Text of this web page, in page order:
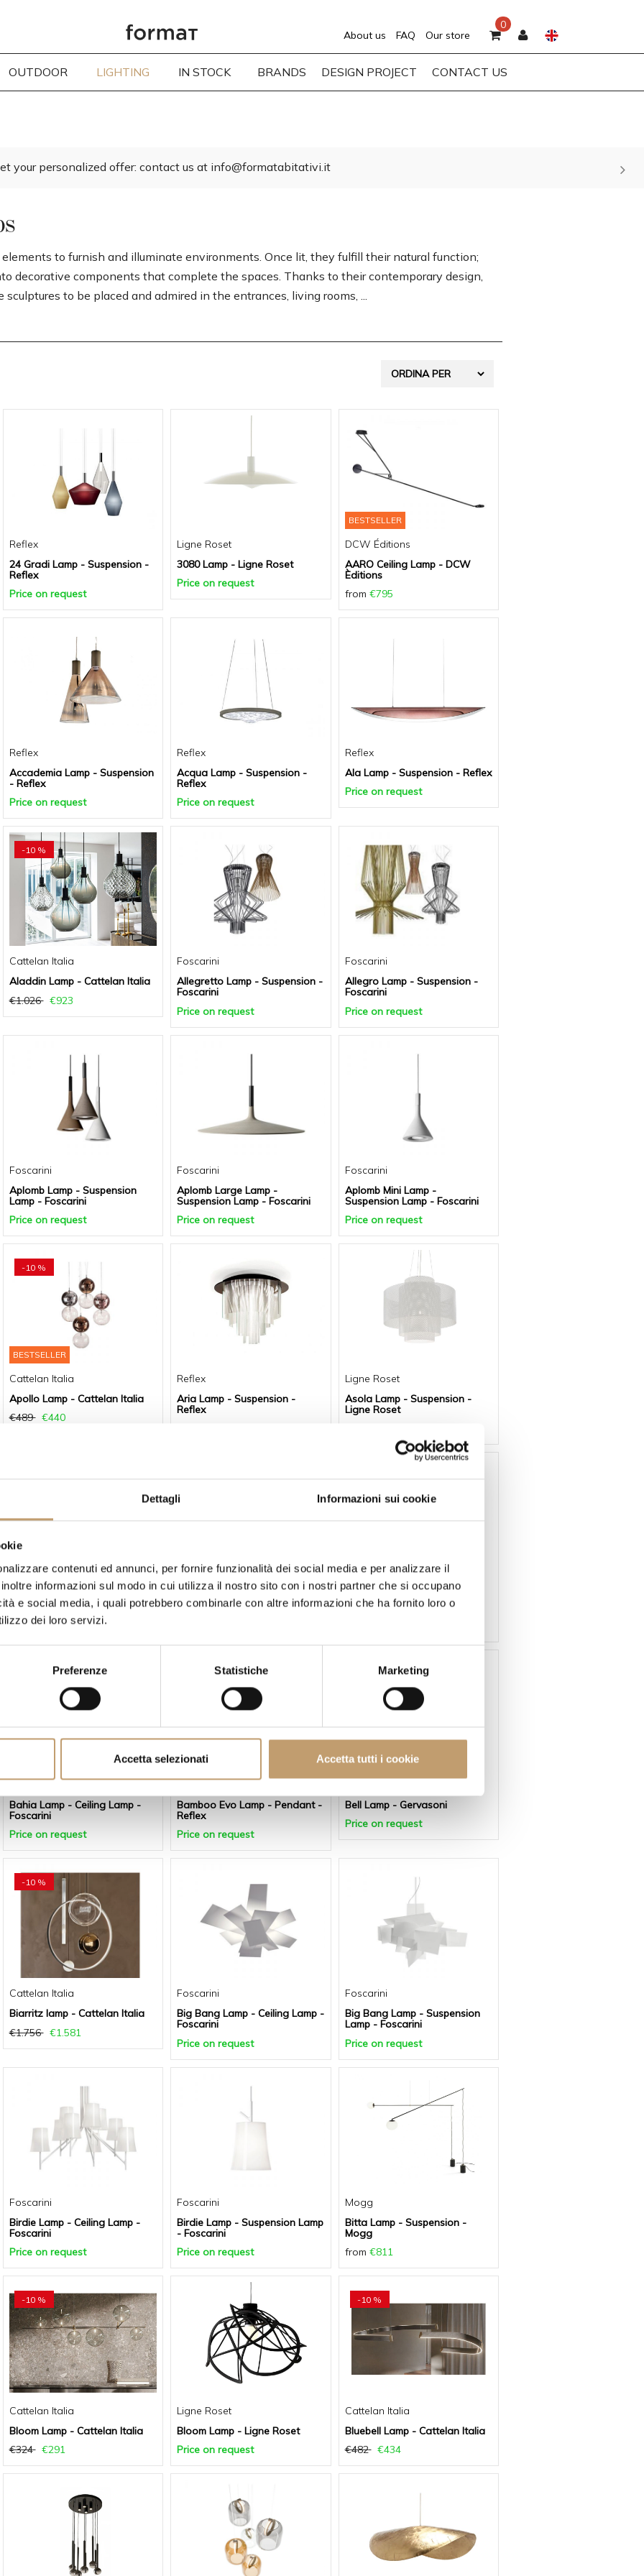
Dettagli Informazioni sui cookie
contenuti ed annunci, per fornire funzionalità dei social media e per analizzare il
informazioni sul modo in cui utilizza il nostro sito con i nostri partner che si occupano
e social media, i quali potrebbero combinarle con altre informazioni che ha fornito loro o
dei loro servizi.
Preferenze Statistiche Marketing
Accetta selezionati Accetta tutti i cookie
0
About us FAQ Our store
OUTDOOR LIGHTING IN STOCK BRANDS DESIGN PROJECT CONTACT US
your personalized offer: contact us at info@formatabitativi.it
to furnish and illuminate environments. Once lit, they fulfill their natural function;
decorative components that complete the spaces. Thanks to their contemporary design,
to be placed and admired in the entrances, living rooms, ...
Reflex
24 Gradi Lamp - Suspension -
Reflex
Price on request
Ligne Roset
3080 Lamp - Ligne Roset
Price on request
BESTSELLER
DCW Éditions
AARO Ceiling Lamp - DCW
Èditions
from €795
Reflex
Accademia Lamp - Suspension
- Reflex
Price on request
Reflex
Acqua Lamp - Suspension -
Reflex
Price on request
Reflex
Ala Lamp - Suspension - Reflex
Price on request
-10 %
Cattelan Italia
Aladdin Lamp - Cattelan Italia
€1.026
€923
Foscarini
Allegretto Lamp - Suspension -
Foscarini
Price on request
Foscarini
Allegro Lamp - Suspension -
Foscarini
Price on request
Foscarini
Aplomb Lamp - Suspension
Lamp - Foscarini
Price on request
Foscarini
Aplomb Large Lamp -
Suspension Lamp - Foscarini
Price on request
Foscarini
Aplomb Mini Lamp -
Suspension Lamp - Foscarini
Price on request
-10 %
BESTSELLER
Cattelan Italia
Apollo Lamp - Cattelan Italia
€489
€440
Reflex
Aria Lamp - Suspension -
Reflex
Ligne Roset
Asola Lamp - Suspension -
Ligne Roset
Porada
Astra Lamp - Porada
Price on request
Ozzio Italia
Atollo Lamp - Ozzio Italia
Cattelan Italia
Baban Lamp - Cattelan Italia
Foscarini
Bahia Lamp - Ceiling Lamp -
Foscarini
Price on request
Reflex
Bamboo Evo Lamp - Pendant -
Reflex
Price on request
Bell Lamp - Gervasoni
Price on request
-10 %
Cattelan Italia
Biarritz lamp - Cattelan Italia
€1.756
€1.581
Foscarini
Big Bang Lamp - Ceiling Lamp -
Foscarini
Price on request
Foscarini
Big Bang Lamp - Suspension
Lamp - Foscarini
Price on request
Foscarini
Birdie Lamp - Ceiling Lamp -
Foscarini
Price on request
Foscarini
Birdie Lamp - Suspension Lamp
- Foscarini
Price on request
Mogg
Bitta Lamp - Suspension -
Mogg
from €811
-10 %
Cattelan Italia
Bloom Lamp - Cattelan Italia
€324
€291
Ligne Roset
Bloom Lamp - Ligne Roset
Price on request
-10 %
Cattelan Italia
Bluebell Lamp - Cattelan Italia
€482
€434